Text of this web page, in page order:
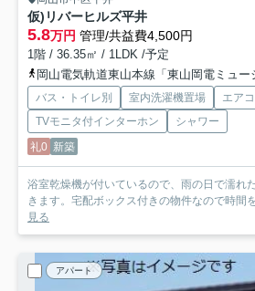
仮)リバーヒルズ平井
5.8万円 管理/共益費4,500円
1階 / 36.35㎡ / 1LDK /予定
岡山電気軌道東山本線「東山岡電ミュージアム」駅
バス・トイレ別 室内洗濯機置場 エア
TVモニタ付インターホン
シャワー
礼0 新築
浴室乾燥機が付いているので、雨の日で濡れ
きます。宅配ボックス付きの物件なので時間
見る
アパート